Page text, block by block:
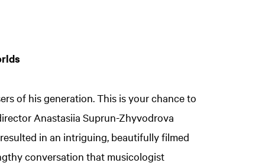
of his generation. This is your chance to
Anastasiia Suprun-Zhyvodrova
in an intriguing, beautifully filmed
conversation that musicologist